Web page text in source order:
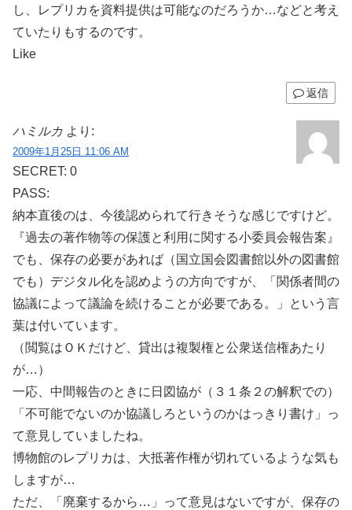
し、レプリカを資料提供は可能なのだろうか…などと考え
ていたりもするのです。
Like
返信
ハミルカ より:
2009年1月25日 11:06 AM
SECRET: 0
PASS:
納本直後のは、今後認められて行きそうな感じですけど。
『過去の著作物等の保護と利用に関する小委員会報告案』
でも、保存の必要があれば（国立国会図書館以外の図書館
でも）デジタル化を認めようの方向ですが、「関係者間の
協議によって議論を続けることが必要である。」という言
葉は付いています。
（閲覧はＯＫだけど、貸出は複製権と公衆送信権あたり
が…）
一応、中間報告のときに日図協が（３１条２の解釈での）
「不可能でないのか協議しろというのかはっきり書け」っ
て意見していましたね。
博物館のレプリカは、大抵著作権が切れているような気も
しますが…
ただ、「廃棄するから…」って意見はないですが、保存の